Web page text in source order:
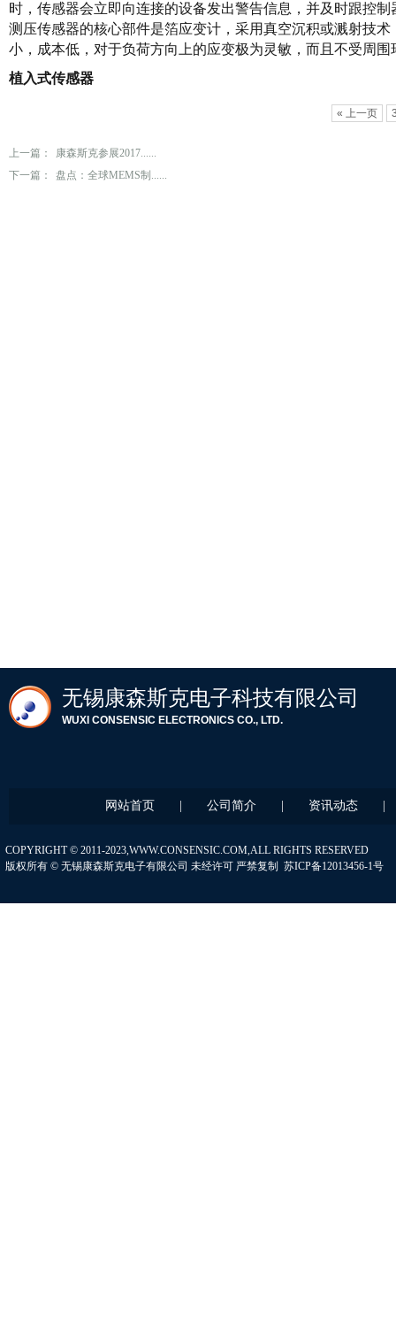
时，传感器会立即向连接的设备发出警告信息，并及时跟控制
测压传感器的核心部件是箔应变计，采用真空沉积或溅射技
小，成本低，对于负荷方向上的应变极为灵敏，而且不受周
植入式传感器
« 上一页
上一篇：
康森斯克参展2017......
下一篇：
盘点：全球MEMS制......
网站首页 公司简介 资讯动态
无锡康森斯克电子科技有限公司
WUXI CONSENSIC ELECTRONICS CO., LTD.
COPYRIGHT © 2011-2023,WWW.CONSENSIC.COM,ALL RIGHTS RESERVED
版权所有 © 无锡康森斯克电子有限公司 未经许可 严禁复制 苏ICP备12013456-1号